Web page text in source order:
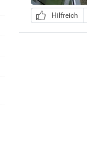
Hilfreich